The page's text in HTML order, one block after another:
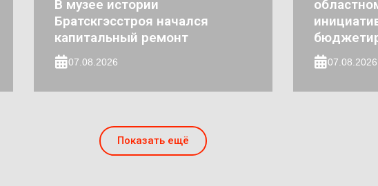
В музее истории
Братскгэсстроя начался
капитальный ремонт
07.08.2026 07.08.2026
Показать ещё